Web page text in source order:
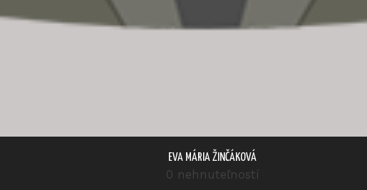
EVA MÁRIA ŽINČÁKOVÁ
0 nehnuteľností